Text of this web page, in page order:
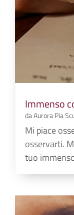
Immenso
daAurora Pia
Mi piace
osservarti.
tuo